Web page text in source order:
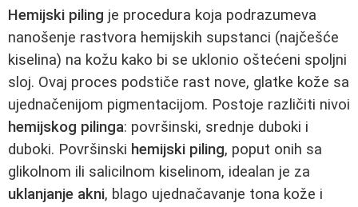
Hemijski piling je procedura koja podrazumeva
nanošenje rastvora hemijskih supstanci (najčešće
kiselina) na kožu kako bi se uklonio oštećeni spoljni
sloj. Ovaj proces podstiče rast nove, glatke kože sa
ujednačenijom pigmentacijom. Postoje različiti nivoi
hemijskog pilinga: površinski, srednje duboki i
duboki. Površinski hemijski piling, poput onih sa
glikolnom ili salicilnom kiselinom, idealan je za
uklanjanje akni, blago ujednačavanje tona kože i